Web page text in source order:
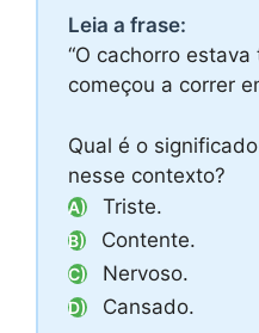
Leia a frase:
“O cachorro
começou a correr
Qual é o
nesse contexto?
A) Triste.
B) Contente.
C) Nervoso.
D) Cansado.